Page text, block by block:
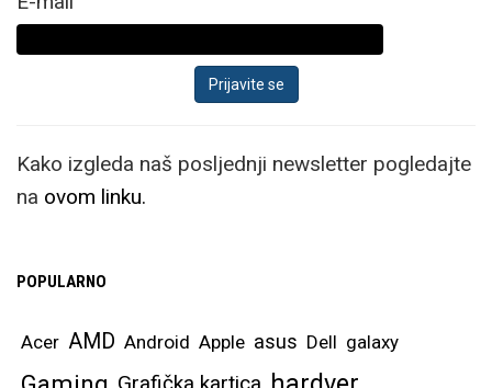
Kako izgleda naš posljednji newsletter pogledajte
na ovom linku.
POPULARNO
Acer AMD Android Apple asus Dell galaxy
Grafička kartica